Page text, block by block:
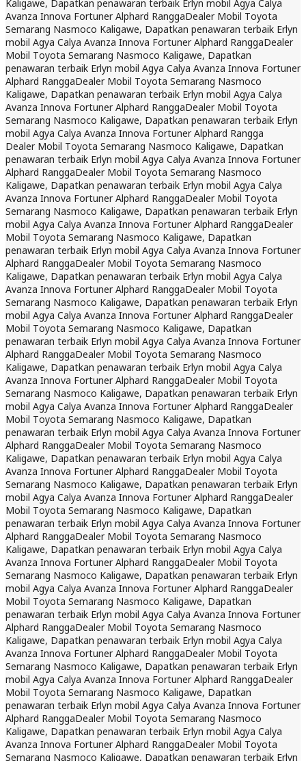
Kaligawe, Dapatkan penawaran terbaik Erlyn mobil Agya Calya
Avanza Innova Fortuner Alphard RanggaDealer Mobil Toyota
Semarang Nasmoco Kaligawe, Dapatkan penawaran terbaik Erlyn
mobil Agya Calya Avanza Innova Fortuner Alphard RanggaDealer
Mobil Toyota Semarang Nasmoco Kaligawe, Dapatkan
penawaran terbaik Erlyn mobil Agya Calya Avanza Innova Fortuner
Alphard RanggaDealer Mobil Toyota Semarang Nasmoco
Kaligawe, Dapatkan penawaran terbaik Erlyn mobil Agya Calya
Avanza Innova Fortuner Alphard RanggaDealer Mobil Toyota
Semarang Nasmoco Kaligawe, Dapatkan penawaran terbaik Erlyn
mobil Agya Calya Avanza Innova Fortuner Alphard Rangga
Dealer Mobil Toyota Semarang Nasmoco Kaligawe, Dapatkan
penawaran terbaik Erlyn mobil Agya Calya Avanza Innova Fortuner
Alphard RanggaDealer Mobil Toyota Semarang Nasmoco
Kaligawe, Dapatkan penawaran terbaik Erlyn mobil Agya Calya
Avanza Innova Fortuner Alphard RanggaDealer Mobil Toyota
Semarang Nasmoco Kaligawe, Dapatkan penawaran terbaik Erlyn
mobil Agya Calya Avanza Innova Fortuner Alphard RanggaDealer
Mobil Toyota Semarang Nasmoco Kaligawe, Dapatkan
penawaran terbaik Erlyn mobil Agya Calya Avanza Innova Fortuner
Alphard RanggaDealer Mobil Toyota Semarang Nasmoco
Kaligawe, Dapatkan penawaran terbaik Erlyn mobil Agya Calya
Avanza Innova Fortuner Alphard RanggaDealer Mobil Toyota
Semarang Nasmoco Kaligawe, Dapatkan penawaran terbaik Erlyn
mobil Agya Calya Avanza Innova Fortuner Alphard RanggaDealer
Mobil Toyota Semarang Nasmoco Kaligawe, Dapatkan
penawaran terbaik Erlyn mobil Agya Calya Avanza Innova Fortuner
Alphard RanggaDealer Mobil Toyota Semarang Nasmoco
Kaligawe, Dapatkan penawaran terbaik Erlyn mobil Agya Calya
Avanza Innova Fortuner Alphard RanggaDealer Mobil Toyota
Semarang Nasmoco Kaligawe, Dapatkan penawaran terbaik Erlyn
mobil Agya Calya Avanza Innova Fortuner Alphard RanggaDealer
Mobil Toyota Semarang Nasmoco Kaligawe, Dapatkan
penawaran terbaik Erlyn mobil Agya Calya Avanza Innova Fortuner
Alphard RanggaDealer Mobil Toyota Semarang Nasmoco
Kaligawe, Dapatkan penawaran terbaik Erlyn mobil Agya Calya
Avanza Innova Fortuner Alphard RanggaDealer Mobil Toyota
Semarang Nasmoco Kaligawe, Dapatkan penawaran terbaik Erlyn
mobil Agya Calya Avanza Innova Fortuner Alphard RanggaDealer
Mobil Toyota Semarang Nasmoco Kaligawe, Dapatkan
penawaran terbaik Erlyn mobil Agya Calya Avanza Innova Fortuner
Alphard RanggaDealer Mobil Toyota Semarang Nasmoco
Kaligawe, Dapatkan penawaran terbaik Erlyn mobil Agya Calya
Avanza Innova Fortuner Alphard RanggaDealer Mobil Toyota
Semarang Nasmoco Kaligawe, Dapatkan penawaran terbaik Erlyn
mobil Agya Calya Avanza Innova Fortuner Alphard RanggaDealer
Mobil Toyota Semarang Nasmoco Kaligawe, Dapatkan
penawaran terbaik Erlyn mobil Agya Calya Avanza Innova Fortuner
Alphard RanggaDealer Mobil Toyota Semarang Nasmoco
Kaligawe, Dapatkan penawaran terbaik Erlyn mobil Agya Calya
Avanza Innova Fortuner Alphard RanggaDealer Mobil Toyota
Semarang Nasmoco Kaligawe, Dapatkan penawaran terbaik Erlyn
mobil Agya Calya Avanza Innova Fortuner Alphard RanggaDealer
Mobil Toyota Semarang Nasmoco Kaligawe, Dapatkan
penawaran terbaik Erlyn mobil Agya Calya Avanza Innova Fortuner
Alphard RanggaDealer Mobil Toyota Semarang Nasmoco
Kaligawe, Dapatkan penawaran terbaik Erlyn mobil Agya Calya
Avanza Innova Fortuner Alphard RanggaDealer Mobil Toyota
Semarang Nasmoco Kaligawe, Dapatkan penawaran terbaik Erlyn